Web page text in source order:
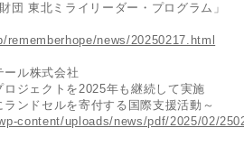
団 東北ミライリーダー・プログラム」
news/20250217.html
ル株式会社
ロジェクトを2025年も継続して実施
ンドセルを寄付する国際支援活動～
content/uploads/news/pdf/2025/02/